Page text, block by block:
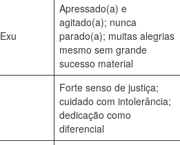
Apressado(a) e
agitado(a); nunca
parado(a); muitas alegrias
mesmo sem grande
sucesso material
Forte senso de justiça;
cuidado com intolerância;
dedicação como
diferencial